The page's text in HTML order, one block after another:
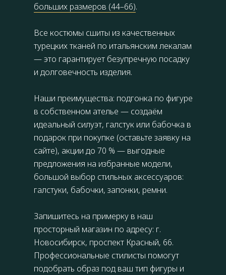
больших размеров (44–66).
Все костюмы сшиты из качественных
турецких тканей по итальянским лекалам
— это гарантирует безупречную посадку
и долговечность изделия.
Наши преимущества: подгонка по фигуре
в собственном ателье — создаём
идеальный силуэт, галстук или бабочка в
подарок при покупке (оставьте заявку на
сайте), акции до 70 % — выгодные
предложения на избранные модели,
большой выбор стильных аксессуаров:
галстуки, бабочки, запонки, ремни.
Запишитесь на примерку в наш
просторный магазин по адресу: г.
Новосибирск, проспект Красный, 66.
Профессиональные стилисты помогут
подобрать образ под ваш тип фигуры и